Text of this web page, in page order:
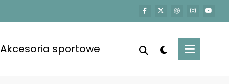
Akcesoria sportowe